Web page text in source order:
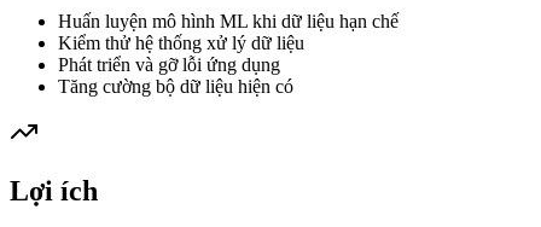
Huấn luyện mô hình ML khi dữ liệu hạn chế
Kiểm thử hệ thống xử lý dữ liệu
Phát triển và gỡ lỗi ứng dụng
Tăng cường bộ dữ liệu hiện có
Lợi ích